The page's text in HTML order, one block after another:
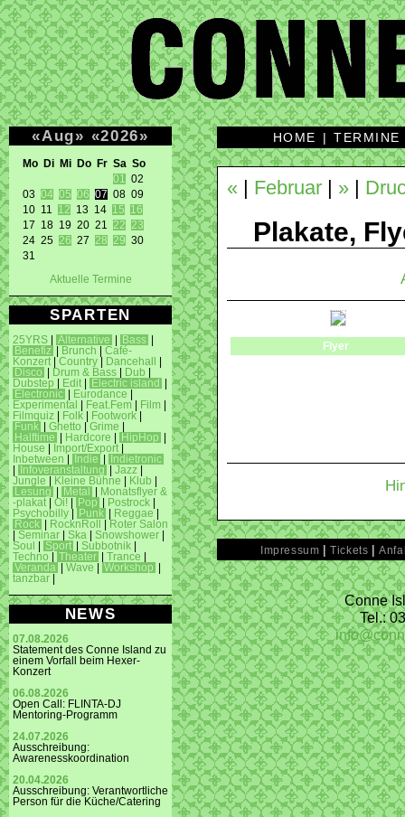
«Aug» «2026»
Mo Di Mi Do Fr Sa So
01
02
03 04 05 06 07 08 09
10 11 12 13 14 15
16
17 18 19 20 21 22
23
24 25 26 27 28 29 30
31
Aktuelle Termine
SPARTEN
25YRS Alternative Bass
Benefiz
Brunch
Café-
Konzert
Country Dancehall
Disco
Drum & Bass Dub
Dubstep
Edit Electric island
Electronic
Eurodance
Experimental
Feat.Fem Film
Filmquiz
Folk Footwork
Funk
Ghetto Grime
Halftime
Hardcore HipHop
House
Import/Export
Inbetween
Indie
Indietronic
Infoveranstaltung Jazz
Jungle
Kleine Bühne Klub
Lesung
Metal
Monatsflyer &
-plakat
Oi! Pop Postrock
Psychobilly
Punk Reggae
Rock
RocknRoll
Roter Salon
Seminar Ska Snowshower
Soul
Sport Subbotnik
Techno
Theater Trance
Veranda
Wave Workshop
tanzbar
NEWS
07.08.2026
Statement des Conne Island zu
einem Vorfall beim Hexer-
Konzert
06.08.2026
Open Call: FLINTA-DJ
Mentoring-Programm
24.07.2026
Ausschreibung:
Awarenesskoordination
20.04.2026
Ausschreibung: Verantwortliche
Person für die Küche/Catering
HOME |TERMINE
« Februar »
Plakate,
Flyer
Impressum |Tickets |
Conne
Tel.: